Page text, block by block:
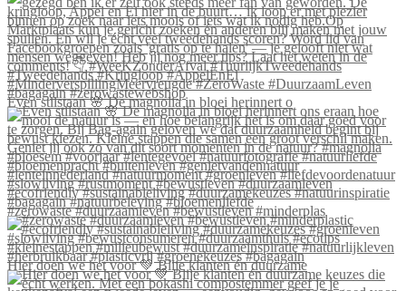
Even stilstaan 🌸 De magnolia in bloei herinnert o
#zerowaste #duurzaamleven #bewustleven #minderplas
Hier doen we het voor 💚 Blije klanten én duurzame